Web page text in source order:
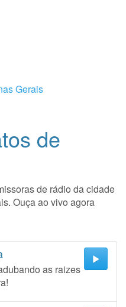
Gerais
de
de rádio da cidade
Ouça ao vivo agora
as raizes